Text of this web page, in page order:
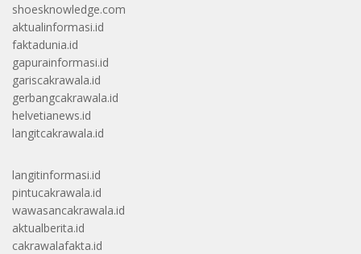
shoesknowledge.com
aktualinformasi.id
faktadunia.id
gapurainformasi.id
gariscakrawala.id
gerbangcakrawala.id
helvetianews.id
langitcakrawala.id
langitinformasi.id
pintucakrawala.id
wawasancakrawala.id
aktualberita.id
cakrawalafakta.id